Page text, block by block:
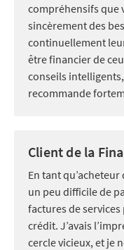
compréhensifs que
sincèrement des
continuellement
être financier de
conseils
recommande
Client de la
En tant
un peu difficile de
factures de
crédit. J’avais
cercle vicieux, et je